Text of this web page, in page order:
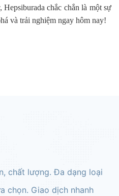
chắc chắn là một sự
và trải nghiệm ngay hôm nay!
chất lượng. Đa dạng loại
chọn. Giao dịch nhanh